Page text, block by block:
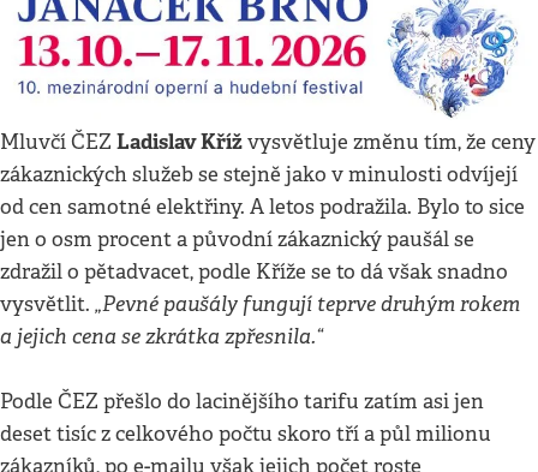
Mluvčí ČEZ Ladislav Křížvysvětluje změnu tím, že ceny
zákaznických služeb se stejně jako v minulosti odvíjejí
od cen samotné elektřiny. A letos podražila. Bylo to sice
jen o osm procent a původní zákaznický paušál se
zdražil o pětadvacet, podle Kříže se to dá však snadno
vysvětlit. „Pevné paušály fungují teprve druhým rokem
a jejich cena se zkrátka zpřesnila.“
Podle ČEZ přešlo do lacinějšího tarifu zatím asi jen
deset tisíc z celkového počtu skoro tří a půl milionu
zákazníků, po e-mailu však jejich počet roste